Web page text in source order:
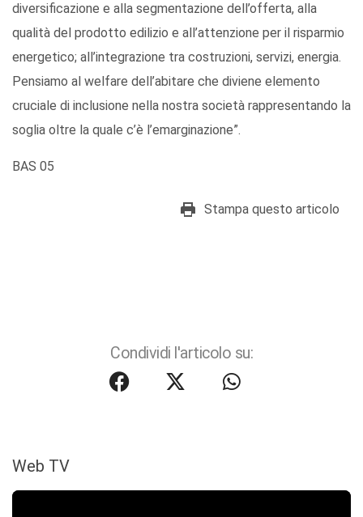
diversificazione e alla segmentazione dell’offerta, alla
qualità del prodotto edilizio e all’attenzione per il risparmio
energetico; all’integrazione tra costruzioni, servizi, energia.
Pensiamo al welfare dell’abitare che diviene elemento
cruciale di inclusione nella nostra società rappresentando la
soglia oltre la quale c’è l’emarginazione”.
BAS 05
Stampa questo articolo
Condividi l'articolo su:
Web TV